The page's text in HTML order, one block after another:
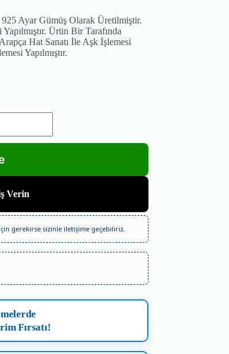
Ayar Gümüş Olarak Üretilmiştir.
Ürün Bir Tarafında
Hat Sanatı İle Aşk İşlemesi
Yapılmıştır.
Verin
gerekirse sizinle iletişime geçebiliriz.
Fırsatı!